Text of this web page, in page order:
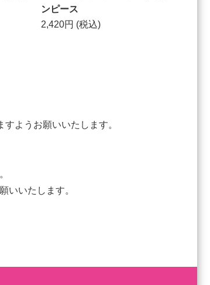
ンピース
2,420円 (税込)
ようお願いいたします。
いいたします。